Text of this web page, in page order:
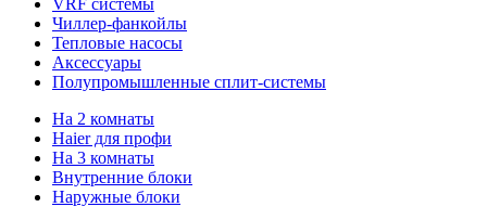
VRF системы
Чиллер-фанкойлы
Тепловые насосы
Аксессуары
Полупромышленные сплит-системы
На 2 комнаты
Haier для профи
На 3 комнаты
Внутренние блоки
Наружные блоки